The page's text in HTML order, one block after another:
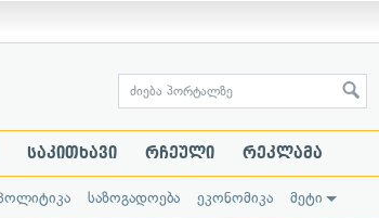
საკითხავი რჩეული რეკლამა
საზოგადოება ეკონომიკა მეტი